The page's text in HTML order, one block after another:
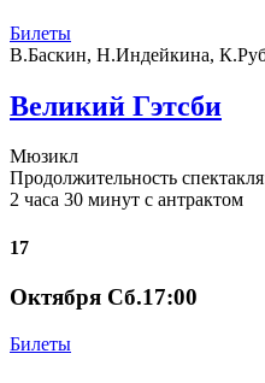
Билеты
В.Баскин, Н.Индейкина,
Великий Гэтсби
Мюзикл
Продолжительность
2 часа 30 минут с антрактом
17
Октября Сб.17:00
Билеты